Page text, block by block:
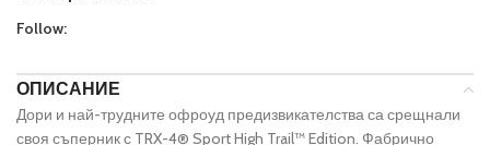
Follow:
ОПИСАНИЕ
Дори и най-трудните офроуд предизвикателства са срещнали
своя съперник с TRX-4® Sport High Trail™ Edition. Фабрично